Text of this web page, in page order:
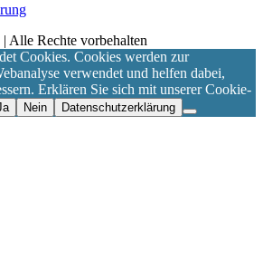
| Alle Rechte vorbehalten
Cookies. Cookies werden zur
verwendet und helfen dabei,
Erklären Sie sich mit unserer Cookie-
Nein Datenschutzerklärung